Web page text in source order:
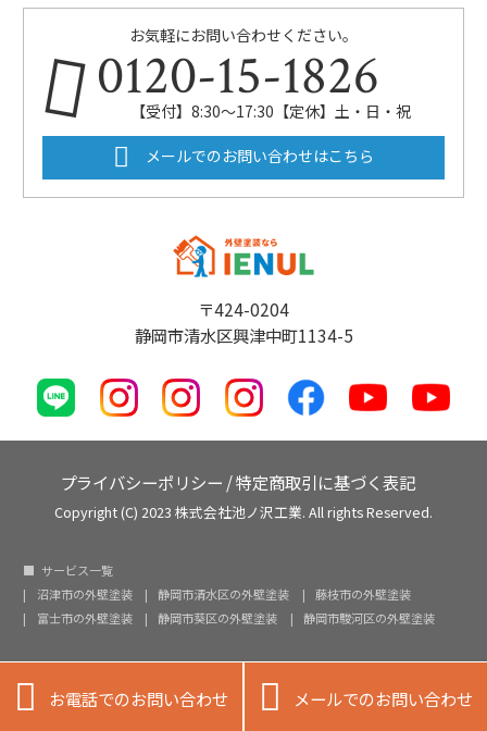
お気軽にお問い合わせください。
0120-15-1826
【受付】8:30～17:30【定休】土・日・祝
メールでのお問い合わせはこちら
〒424-0204
静岡市清水区興津中町1134-5
プライバシーポリシー /特定商取引に基づく表記
Copyright (C) 2023 株式会社池ノ沢工業. All rights Reserved.
サービス一覧
沼津市の外壁塗装
静岡市清水区の外壁塗装
藤枝市の外壁塗装
富士市の外壁塗装
静岡市葵区の外壁塗装 静岡市駿河区の外壁塗装
 お電話でのお問い合わせ  メールでのお問い合わせ